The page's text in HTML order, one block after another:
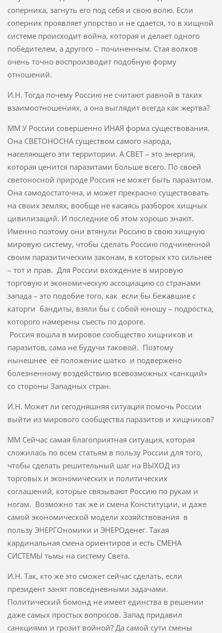
соперника, загнуть его под себя и свою волю. Если
соперник проявляет упорство и не сдается, то в хищной
системе происходит война, которая и делает одного
победителем, а другого – починенным. Стая волков
очень точно воспроизводит подобную форму
отношений.
И.Н. Тогда почему Россию не считают равной в таких
взаимоотношениях, а она выглядит всегда как жертва?
ММ У России совершенно ИНАЯ форма существования.
Она СВЕТОНОСНА существом самого народа,
населяющего эти территории. А СВЕТ – это энергия,
которая ценится паразитами больше всего. По своей
светоносной природе Россия не может быть паразитом.
Она самодостаточна, и может прекрасно существовать
на своих землях, вообще не касаясь разборок хищных
цивилизаций. И последние об этом хорошо знают.
Именно поэтому они втянули Россию в свою хищную
мировую систему, чтобы сделать Россию подчиненной
своим паразитическим законам, в которых кто сильнее
– тот и прав. Для России вхождение в мировую
торговую и экономическую ассоциацию со странами
запада – это подобие того, как если бы бежавшие с
каторги бандиты, взяли бы с собой юношу – подростка,
которого намерены съесть по дороге.
Россия вошла в мировое сообщество хищников и
паразитов, сама не будучи таковой. Поэтому
нынешнее её положение шатко и подвержено
болезненному воздействию всевозможных «санкций»
со стороны Западных стран.
И.Н. Может ли сегодняшняя ситуация помочь России
выйти из мирового сообщества паразитов и хищников?
ММ Сейчас самая благоприятная ситуация, которая
сложилась по всем статьям в пользу России для того,
чтобы сделать решительный шаг на ВЫХОД из
торговых и экономических и политических
соглашений, которые связывают Россию по рукам и
ногам. Возможно так же и смена Конституции, и даже
самой экономической модели хозяйствования в
пользу ЭНЕРГОномики и ЭНЕРОденег. Такая
кардинальная смена ориентиров и есть СМЕНА
СИСТЕМЫ тьмы на систему Света.
И.Н. Так, кто же это сможет сейчас сделать, если
президент занят повседневными задачами.
Политический бомонд не имеет единства в решении
даже самых простых вопросов. Запад придавил
санкциями и грозит войной? Да самой сути смены